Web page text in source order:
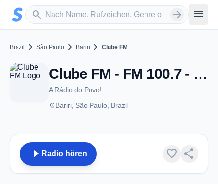
Zum Hauptinhalt springen
search
Sender suchen arrow_forward menu
Brazil chevron_right São Paulo chevron_right Bariri chevron_right Clube FM
Clube FM - FM 100.7 - Bariri
A Rádio do Povo!
placeBariri, São Paulo, Brazil
play_arrow Radio hören favorite share